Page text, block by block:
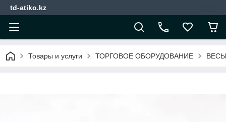
td-atiko.kz
Товары и услуги ТОРГОВОЕ ОБОРУДОВАНИЕ ВЕСЫ